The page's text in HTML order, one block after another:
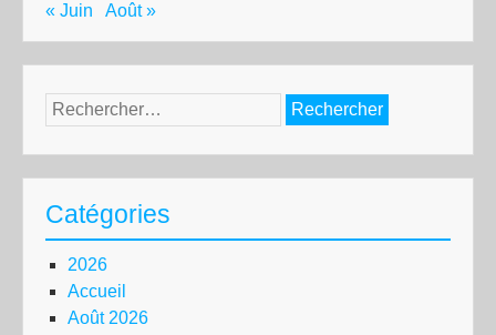
« Juin Août »
Rechercher :
Catégories
2026
Accueil
Août 2026